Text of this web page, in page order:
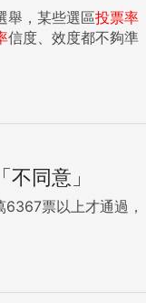
舉，某些選區投票率
信度、效度都不夠準
同意」
票以上才通過，